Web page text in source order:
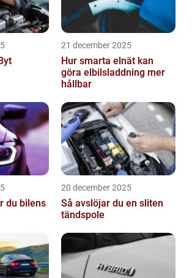
21 december 2025
Hur smarta elnät kan
göra elbilsladdning mer
hållbar
du bilens
20 december 2025
Så avslöjar du en sliten
tändspole